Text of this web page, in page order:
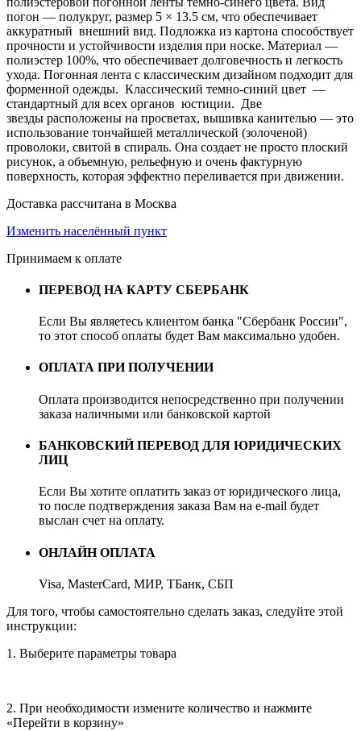
погон — полукруг, размер 5 × 13.5 см, что обеспечивает
аккуратный внешний вид. Подложка из картона способствует
прочности и устойчивости изделия при носке. Материал —
полиэстер 100%, что обеспечивает долговечность и легкость
ухода. Погонная лента с классическим дизайном подходит для
форменной одежды. Классический темно-синий цвет —
стандартный для всех органов юстиции. Две
звезды расположены на просветах, вышивка канителью — это
использование тончайшей металлической (золоченой)
проволоки, свитой в спираль. Она создает не просто плоский
рисунок, а объемную, рельефную и очень фактурную
поверхность, которая эффектно переливается при движении.
Доставка рассчитана в Москва
Изменить населённый пункт
Принимаем к оплате
ПЕРЕВОД НА КАРТУ СБЕРБАНК
Если Вы являетесь клиентом банка "Сбербанк России",
то этот способ оплаты будет Вам максимально удобен.
ОПЛАТА ПРИ ПОЛУЧЕНИИ
Оплата производится непосредственно при получении
заказа наличными или банковской картой
БАНКОВСКИЙ ПЕРЕВОД ДЛЯ ЮРИДИЧЕСКИХ
ЛИЦ
Если Вы хотите оплатить заказ от юридического лица,
то после подтверждения заказа Вам на e-mail будет
выслан счет на оплату.
ОНЛАЙН ОПЛАТА
Visa, MasterCard, МИР, ТБанк, СБП
Для того, чтобы самостоятельно сделать заказ, следуйте этой
инструкции:
1. Выберите параметры товара
2. При необходимости измените количество и нажмите
«Перейти в корзину»